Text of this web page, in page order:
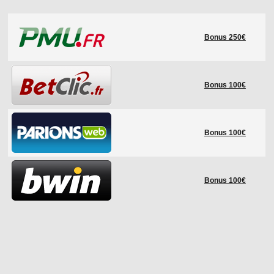
LES STADES
HISTORIQUE
COUPE DES CONFÉDÉRATIONS
Bonus 250€
Bonus 100€
Bonus 100€
Bonus 100€